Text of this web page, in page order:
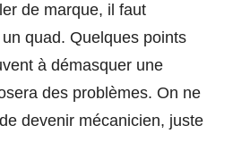
de marque, il faut
quad. Quelques points
à démasquer une
des problèmes. On ne
devenir mécanicien, juste